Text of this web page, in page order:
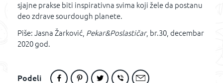
sjajne prakse biti inspirativna svima koji žele da postanu
deo zdrave sourdough planete.
Piše: Jasna Žarković, Pekar&Poslastičar, br.30, decembar
2020 god.
Podeli